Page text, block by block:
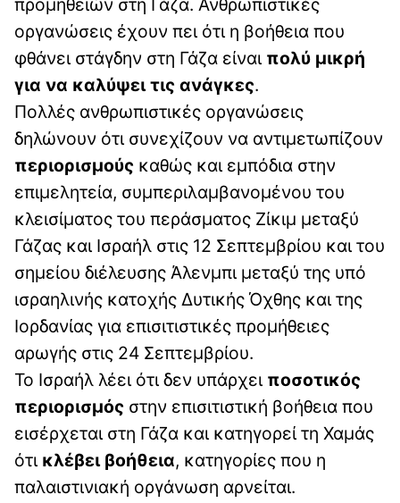
προμηθειών στη Γάζα. Ανθρωπιστικές
οργανώσεις έχουν πει ότι η βοήθεια που
φθάνει στάγδην στη Γάζα είναι πολύ μικρή
για να καλύψει τις ανάγκες.
Πολλές ανθρωπιστικές οργανώσεις
δηλώνουν ότι συνεχίζουν να αντιμετωπίζουν
περιορισμούς καθώς και εμπόδια στην
επιμελητεία, συμπεριλαμβανομένου του
κλεισίματος του περάσματος Ζίκιμ μεταξύ
Γάζας και Ισραήλ στις 12 Σεπτεμβρίου και του
σημείου διέλευσης Άλενμπι μεταξύ της υπό
ισραηλινής κατοχής Δυτικής Όχθης και της
Ιορδανίας για επισιτιστικές προμήθειες
αρωγής στις 24 Σεπτεμβρίου.
Το Ισραήλ λέει ότι δεν υπάρχει ποσοτικός
περιορισμός στην επισιτιστική βοήθεια που
εισέρχεται στη Γάζα και κατηγορεί τη Χαμάς
ότι κλέβει βοήθεια, κατηγορίες που η
παλαιστινιακή οργάνωση αρνείται.